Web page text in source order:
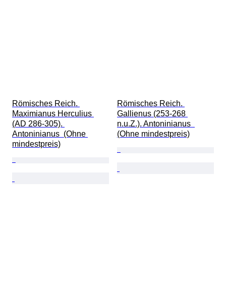
Römisches Reich.
Maximianus Herculius
(AD 286-305).
Antoninianus  (Ohne
mindestpreis)
Römisches Reich.
Gallienus (253-268
n.u.Z.). Antoninianus
(Ohne mindestpreis)